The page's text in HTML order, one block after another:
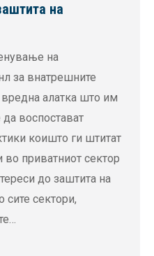
на
на
за внатрешните
алатка што им
воспостават
коишто ги штитат
во приватниот сектор
до заштита на
сите сектори,